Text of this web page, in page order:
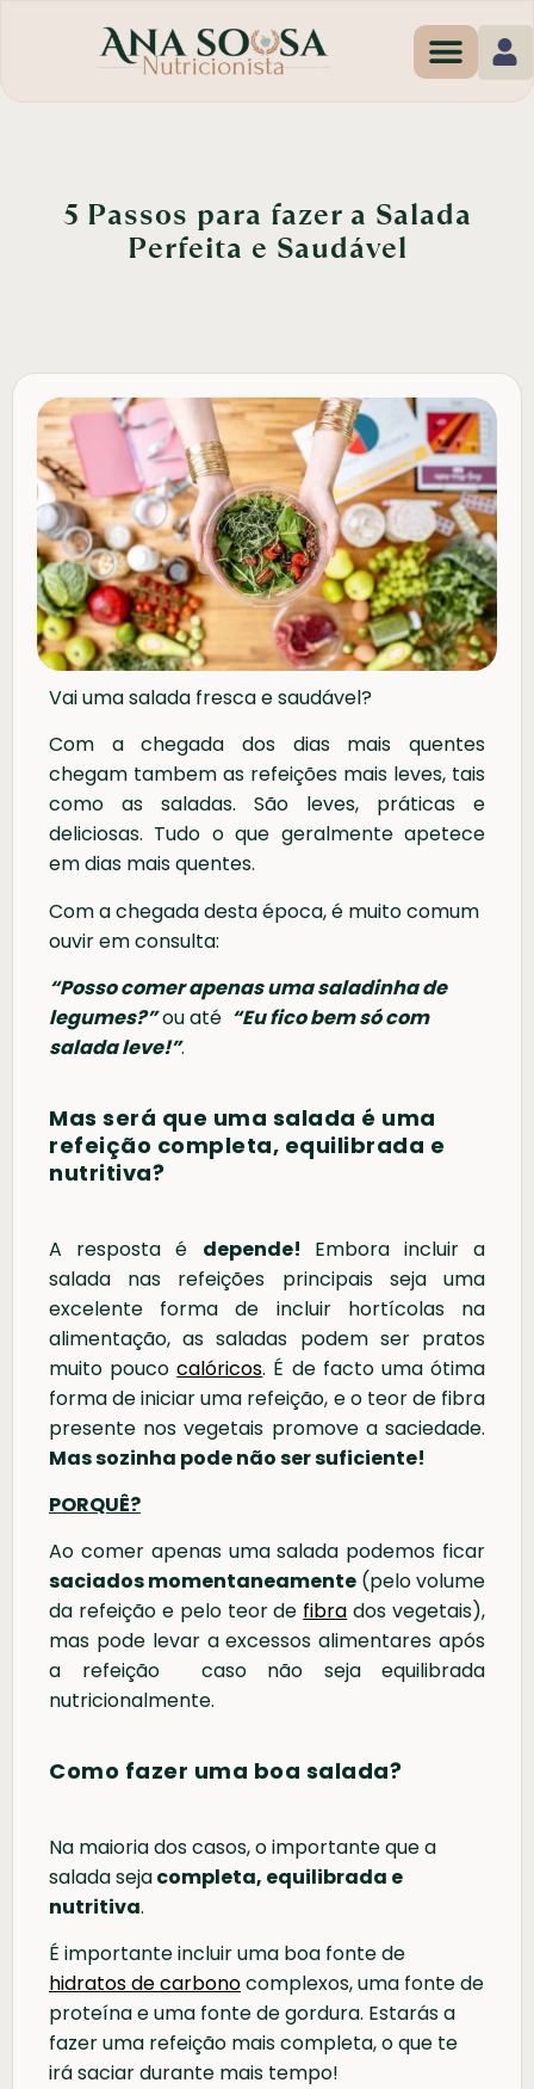
5 Passos para fazer a Salada
Perfeita e Saudável
Vai uma salada fresca e saudável?
Com a chegada dos dias mais quentes
chegam tambem as refeições mais leves, tais
como as saladas. São leves, práticas e
deliciosas. Tudo o que geralmente apetece
em dias mais quentes.
Com a chegada desta época, é muito comum
ouvir em consulta:
“Posso comer apenas uma saladinha de
legumes?”ou até “Eu fico bem só com
salada leve!”.
Mas será que uma salada é uma
refeição completa, equilibrada e
nutritiva?
A resposta é depende! Embora incluir a
salada nas refeições principais seja uma
excelente forma de incluir hortícolas na
alimentação, as saladas podem ser pratos
muito poucocalóricos. É de facto uma ótima
forma de iniciar uma refeição, e o teor de fibra
presente nos vegetais promove a saciedade.
Mas sozinha pode não ser suficiente!
PORQUÊ?
Ao comer apenas uma salada podemos ficar
saciados momentaneamente (pelo volume
da refeição e pelo teor de fibra dos vegetais),
mas pode levar a excessos alimentares após
a refeição caso não seja equilibrada
nutricionalmente.
Como fazer uma boa salada?
Na maioria dos casos, o importante que a
salada sejacompleta, equilibrada e
nutritiva.
É importante incluir uma boa fonte de
hidratos de carbonocomplexos, uma fonte de
proteína e uma fonte de gordura. Estarás a
fazer uma refeição mais completa, o que te
irá saciar durante mais tempo!